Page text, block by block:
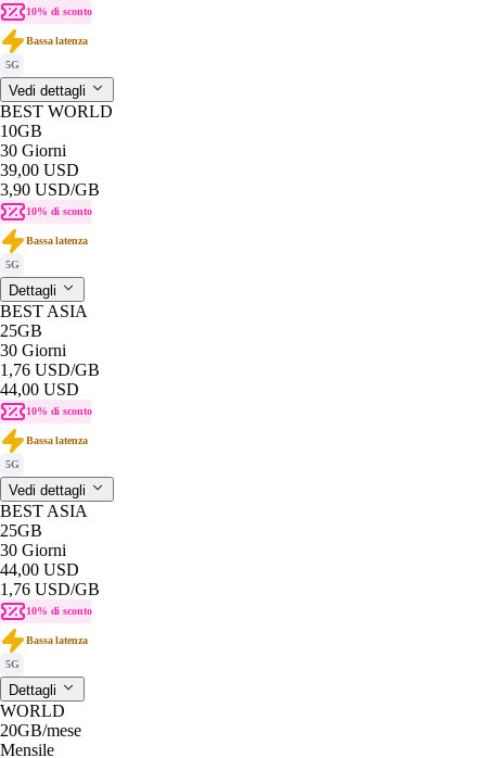
10% di sconto
Bassa latenza
5G
Vedi dettagli
BEST WORLD
10GB
30 Giorni
39,00 USD
3,90 USD/GB
10% di sconto
Bassa latenza
5G
Dettagli
BEST ASIA
25GB
30 Giorni
1,76 USD/GB
44,00 USD
10% di sconto
Bassa latenza
5G
Vedi dettagli
BEST ASIA
25GB
30 Giorni
44,00 USD
1,76 USD/GB
10% di sconto
Bassa latenza
5G
Dettagli
WORLD
20GB/mese
Mensile